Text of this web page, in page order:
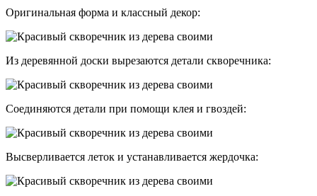
Оригинальная форма и классный декор:
Из деревянной доски вырезаются детали скворечника:
Соединяются детали при помощи клея и гвоздей:
Высверливается леток и устанавливается жердочка: